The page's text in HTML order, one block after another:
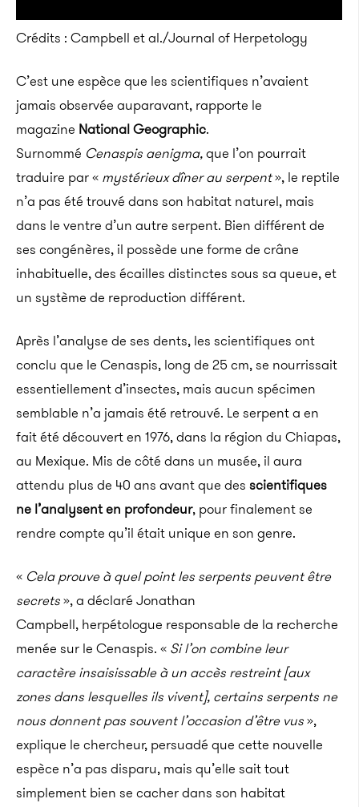
Crédits : Campbell et al./Journal of Herpetology
C’est une espèce que les scientifiques n’avaient
jamais observée auparavant, rapporte le
magazine National Geographic.
Surnommé Cenaspis aenigma,que l’on pourrait
traduire par « mystérieux dîner au serpent», le reptile
n’a pas été trouvé dans son habitat naturel, mais
dans le ventre d’un autre serpent. Bien différent de
ses congénères, il possède une forme de crâne
inhabituelle, des écailles distinctes sous sa queue, et
un système de reproduction différent.
Après l’analyse de ses dents, les scientifiques ont
conclu que le Cenaspis, long de 25 cm, se nourrissait
essentiellement d’insectes, mais aucun spécimen
semblable n’a jamais été retrouvé. Le serpent a en
fait été découvert en 1976, dans la région du Chiapas,
au Mexique. Mis de côté dans un musée, il aura
attendu plus de 40 ans avant que des scientifiques
ne l’analysent en profondeur, pour finalement se
rendre compte qu’il était unique en son genre.
« Cela prouve à quel point les serpents peuvent être
secrets», a déclaré Jonathan
Campbell, herpétologue responsable de la recherche
menée sur le Cenaspis. « Si l’on combine leur
caractère insaisissable à un accès restreint [aux
zones dans lesquelles ils vivent], certains serpents ne
nous donnent pas souvent l’occasion d’être vus»,
explique le chercheur, persuadé que cette nouvelle
espèce n’a pas disparu, mais qu’elle sait tout
simplement bien se cacher dans son habitat